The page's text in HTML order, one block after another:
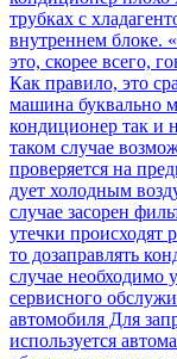
трубках с
внутреннем блоке.
это, скорее всего,
Как правило, это
машина буквально
кондиционер так и
таком случае
проверяется на
дует холодным
случае засорен
утечки происходят
то дозаправлять
случае необходимо
сервисного
автомобиля Для
используется